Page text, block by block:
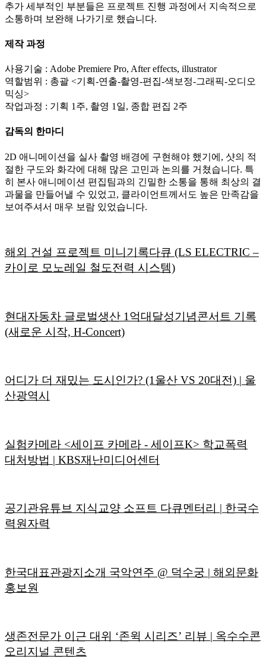
추가 세부적인 부분들은 프로젝트 진행 과정에서 지속적으로
소통하며 보완해 나가기로 했습니다.
제작 과정
사용기술 : Adobe Premiere Pro, After effects, illustrator
역할범위 : 총괄 <기획-연출-촬영-편집-색보정-그래픽-오디오
믹싱>
작업과정 : 기획 1주, 촬영 1일, 종합 편집 2주
감독의 한마디
2D 애니메이션을 실사 촬영 배경에 구현해야 했기에, 샷의 적
절한 구도와 화각에 대해 많은 고민과 논의를 거쳤습니다. 특
히 본사 애니메이션 편집팀과의 긴밀한 소통을 통해 최상의 결
과물을 만들어낼 수 있었고, 클라이언트께서도 높은 만족감을
보여주셔서 매우 보람 있었습니다.
해외 건설 프로젝트 미니기록다큐 (LS ELECTRIC –
카이로 모노레일 철도전력 시스템)
현대자동차 글로벌생산 1억대달성기념콘서트 기록
(새로운 시작, H-Concert)
어디가 더 재밌는 도시인가? (1울산 VS 20대전) | 울
산광역시
실험카메라 <세이프 카메라 - 세이프K> 학교폭력
대처방법 | KBS재난미디어센터
공기관유튜브 지식교양 소프트 다큐멘터리 | 한국수
력원자력
한국대표관광지소개 국악연주 @ 덕수궁 | 해외문화
홍보원
생존전문가 이근 대위 ‘존윅 시리즈’ 리뷰 | 옥수수콘
오리지널 콘텐츠